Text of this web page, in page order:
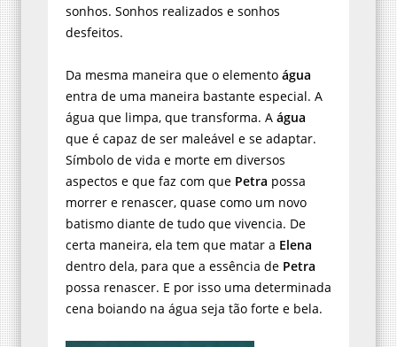
sonhos. Sonhos realizados e sonhos
desfeitos.
Da mesma maneira que o elemento água
entra de uma maneira bastante especial. A
água que limpa, que transforma. A água
que é capaz de ser maleável e se adaptar.
Símbolo de vida e morte em diversos
aspectos e que faz com que Petra possa
morrer e renascer, quase como um novo
batismo diante de tudo que vivencia. De
certa maneira, ela tem que matar a Elena
dentro dela, para que a essência de Petra
possa renascer. E por isso uma determinada
cena boiando na água seja tão forte e bela.